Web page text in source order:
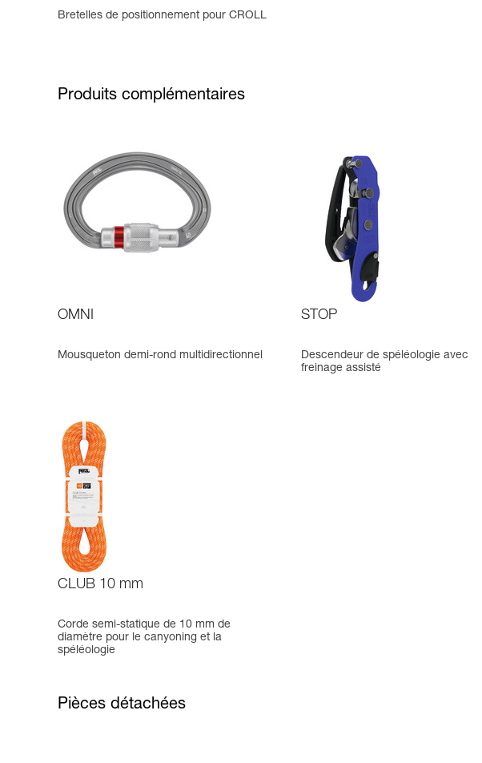
Bretelles de positionnement pour CROLL
Produits complémentaires
OMNI
Mousqueton demi-rond multidirectionnel
STOP
Descendeur de spéléologie avec
freinage assisté
CLUB 10 mm
Corde semi-statique de 10 mm de
diamètre pour le canyoning et la
spéléologie
Pièces détachées